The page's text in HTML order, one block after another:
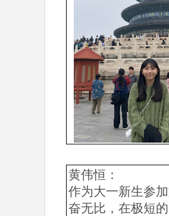
黄伟恒：
作为大一新生参
奋无比，在极短